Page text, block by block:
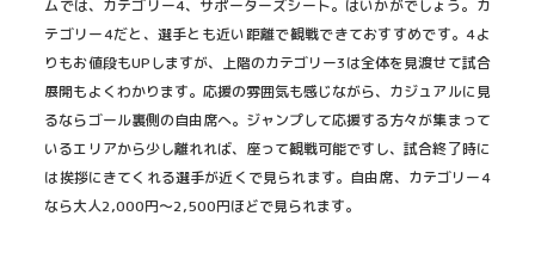
ムでは、カテゴリー4、サポーターズシート。はいかがでしょう。カ
テゴリー4だと、選手とも近い距離で観戦できておすすめです。4よ
りもお値段もUPしますが、上階のカテゴリー3は全体を見渡せて試合
展開もよくわかります。応援の雰囲気も感じながら、カジュアルに見
るならゴール裏側の自由席へ。ジャンプして応援する方々が集まって
いるエリアから少し離れれば、座って観戦可能ですし、試合終了時に
は挨拶にきてくれる選手が近くで見られます。自由席、カテゴリー4
なら大人2,000円〜2,500円ほどで見られます。